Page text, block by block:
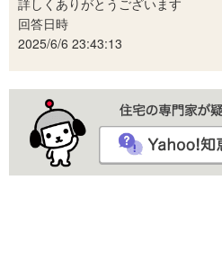
回答日時
2025/6/6 23:43:13